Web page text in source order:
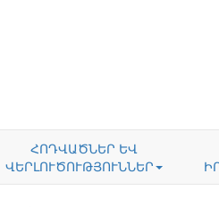
ՀՈԴՎԱԾՆԵՐ ԵՎ
ՎԵՐԼՈՒԾՈՒԹՅՈՒՆՆԵՐ